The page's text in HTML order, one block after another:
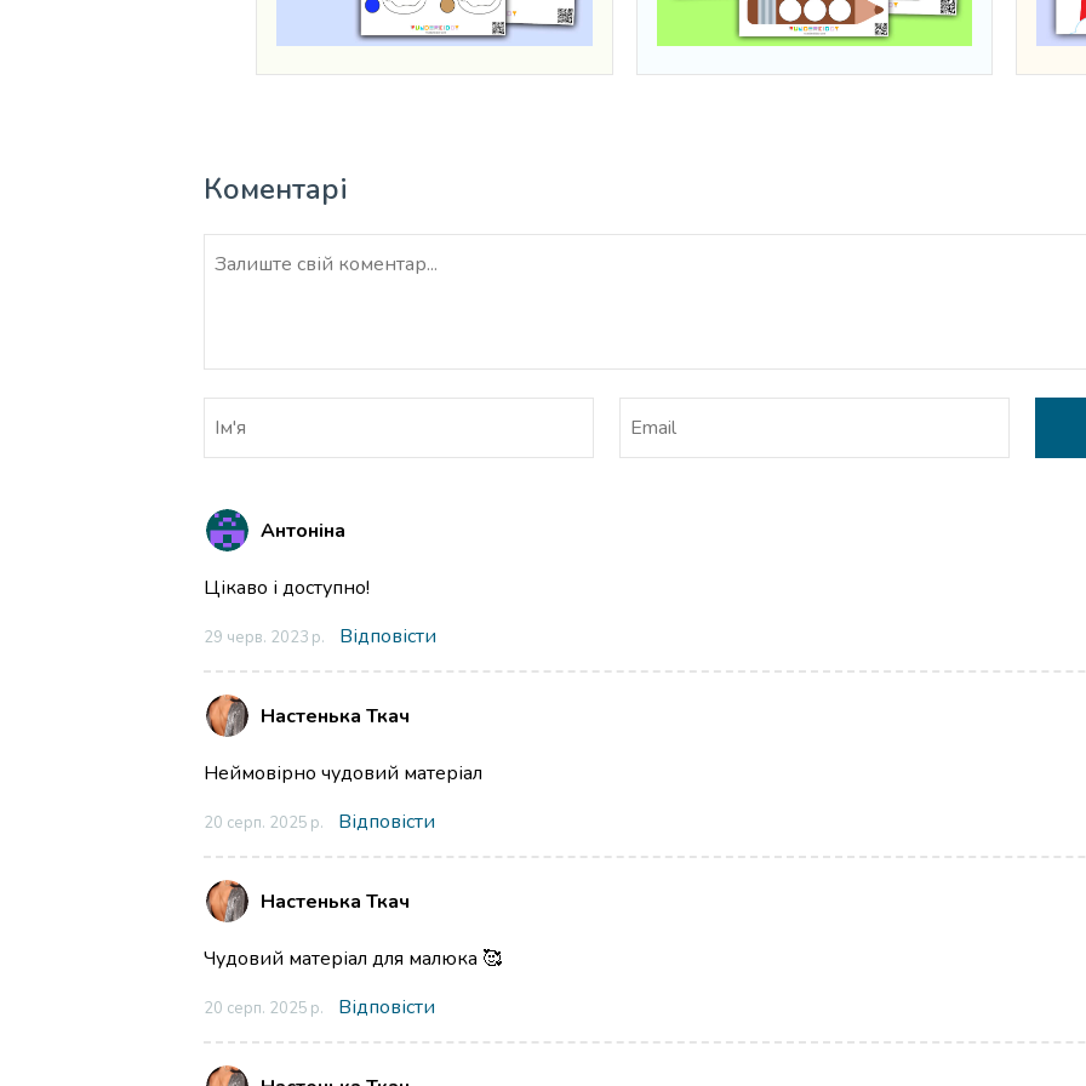
Коментарі
Антоніна
Цікаво і доступно!
29 черв. 2023 р. Відповісти
Настенька Ткач
Неймовірно чудовий матеріал
20 серп. 2025 р. Відповісти
Настенька Ткач
Чудовий матеріал для малюка 🥰
20 серп. 2025 р. Відповісти